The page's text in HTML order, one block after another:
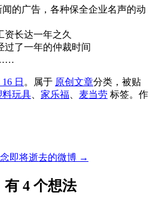
的广告，各种保全企业名声的动
资长达一年之久
过了一年的仲裁时间
……
日 。属于 原创文章分类，被贴
料玩具 家乐福 麦当劳 标签。 作
即将逝去的微博 →
有 4 个想法